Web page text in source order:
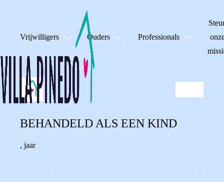
Vrijwilligers Ouders Professionals
BEHANDELD ALS EEN KIND
, jaar